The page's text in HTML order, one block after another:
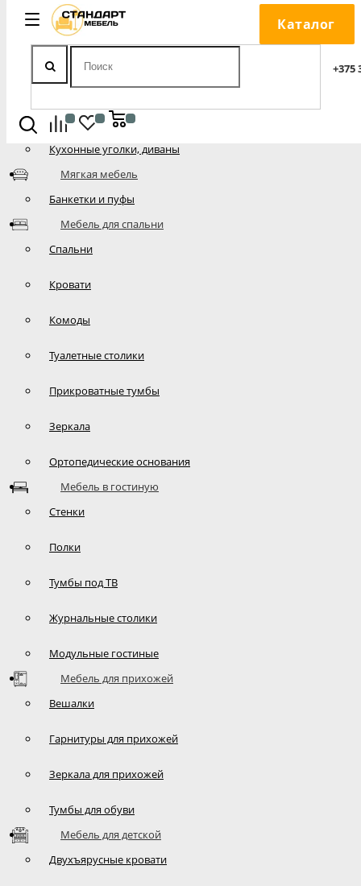
Стандарт Мебель
Кухонные столы
Кухонные уголки, диваны
Мягкая мебель
Банкетки и пуфы
Мебель для спальни
Спальни
Кровати
Комоды
Туалетные столики
Прикроватные тумбы
Зеркала
Ортопедические основания
Мебель в гостиную
Стенки
Полки
Тумбы под ТВ
Журнальные столики
Модульные гостиные
Мебель для прихожей
Вешалки
Гарнитуры для прихожей
Зеркала для прихожей
Тумбы для обуви
Мебель для детской
Двухъярусные кровати
Каталог
+375